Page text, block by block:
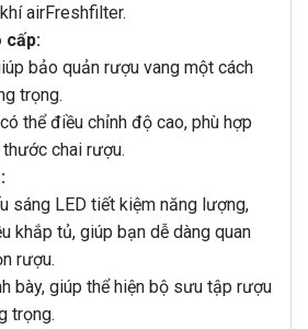
airFreshfilter.
cấp:
bảo quản rượu vang một cách
trọng.
thể điều chỉnh độ cao, phù hợp
chai rượu.
sáng LED tiết kiệm năng lượng,
khắp tủ, giúp bạn dễ dàng quan
rượu.
bày, giúp thể hiện bộ sưu tập rượu
trọng.